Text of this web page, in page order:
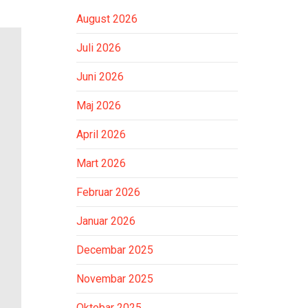
August 2026
Juli 2026
Juni 2026
Maj 2026
April 2026
Mart 2026
Februar 2026
Januar 2026
Decembar 2025
Novembar 2025